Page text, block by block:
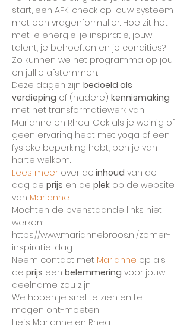
start, een APK-check op jouw systeem
met een vragenformulier. Hoe zit het
met je energie, je inspiratie, jouw
talent, je behoeften en je condities?
Zo kunnen we het programma op jou
en jullie afstemmen.
Deze dagen zijn bedoeld als
verdieping of (nadere) kennismaking
met het transformatiewerk van
Marianne en Rhea. Ook als je weinig of
geen ervaring hebt met yoga of een
fysieke beperking hebt, ben je van
harte welkom.
Lees meer over de inhoud van de
dag de prijs en de plek op de website
van Marianne.
Mochten de bvenstaande links niet
werken:
https://www.mariannebroos.nl/zomer-
inspiratie-dag
Neem contact met Marianne op als
de prijs een belemmering voor jouw
deelname zou zijn.
We hopen je snel te zien en te
mogen ont-moeten
Liefs Marianne en Rhea